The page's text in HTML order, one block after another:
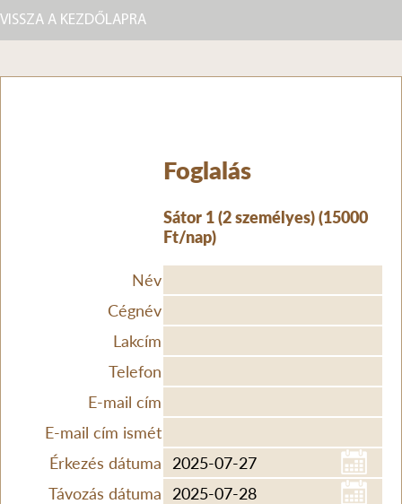
VISSZA A KEZDŐLAPRA
Foglalás
Sátor 1 (2 személyes) (15000
Ft/nap)
Név
Cégnév
Lakcím
Telefon
E-mail cím
E-mail cím ismét
Érkezés dátuma
Távozás dátuma